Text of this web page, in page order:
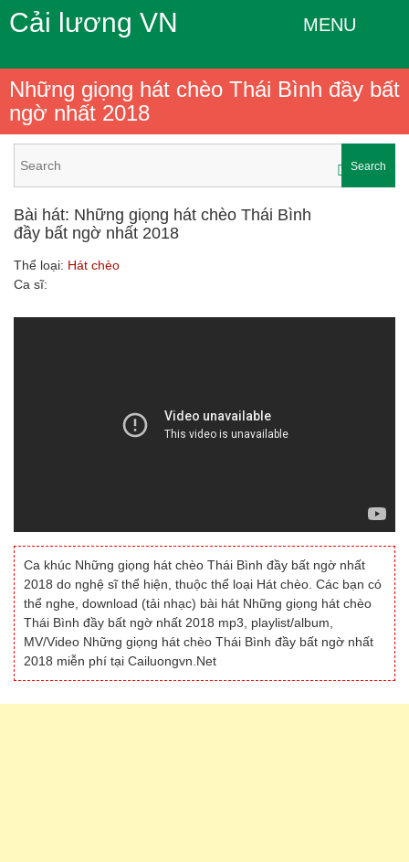
Cải lương VN MENU
Những giọng hát chèo Thái Bình đầy bất
ngờ nhất 2018
Search
Bài hát: Những giọng hát chèo Thái Bình
đầy bất ngờ nhất 2018
Thể loại: Hát chèo
Ca sĩ:
Ca khúc Những giọng hát chèo Thái Bình đầy bất ngờ nhất
2018 do nghệ sĩ thể hiện, thuộc thể loại Hát chèo. Các bạn có
thể nghe, download (tải nhạc) bài hát Những giọng hát chèo
Thái Bình đầy bất ngờ nhất 2018 mp3, playlist/album,
MV/Video Những giọng hát chèo Thái Bình đầy bất ngờ nhất
2018 miễn phí tại Cailuongvn.Net